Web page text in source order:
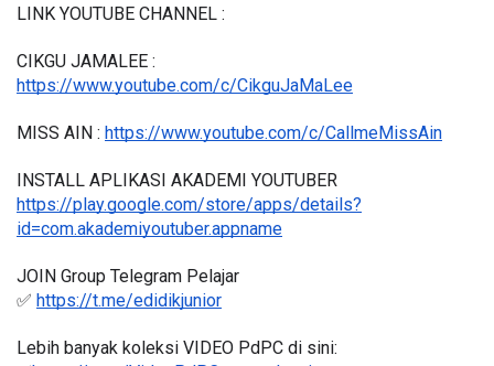
LINK YOUTUBE CHANNEL :
https://www.youtube.com/c/CikguJaMaLee
MISS AIN : https://www.youtube.com/c/CallmeMissAin
https://play.google.com/store/apps/details?
id=com.akademiyoutuber.appname
JOIN Group Telegram Pelajar
✅ https://t.me/edidikjunior
Lebih banyak koleksi VIDEO PdPC di sini: